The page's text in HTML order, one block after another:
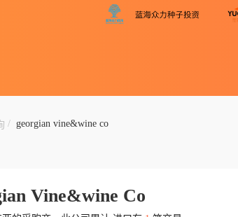
/ georgian vine&wine co
Vine&wine Co